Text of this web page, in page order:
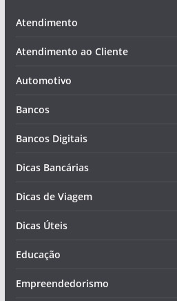
Atendimento
Atendimento ao Cliente
Automotivo
Bancos
Bancos Digitais
Dicas Bancárias
Dicas de Viagem
Dicas Úteis
Educação
Empreendedorismo